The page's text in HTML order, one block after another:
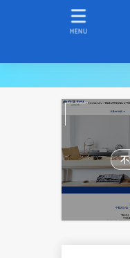
MENU